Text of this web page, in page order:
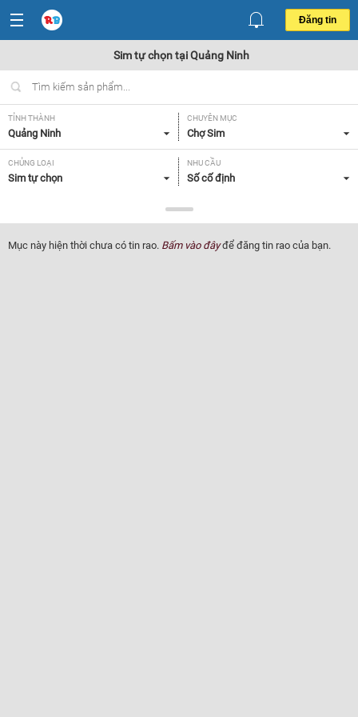
Đăng tin
Sim tự chọn tại Quảng Ninh
TỈNH THÀNH
Quảng Ninh
CHUYÊN MỤC
Chợ Sim
CHỦNG LOẠI
Sim tự chọn
NHU CẦU
Số cố định
Tất cả
Mục này hiện thời chưa có tin rao. Bấm vào đâyđể đăng tin rao của bạn.